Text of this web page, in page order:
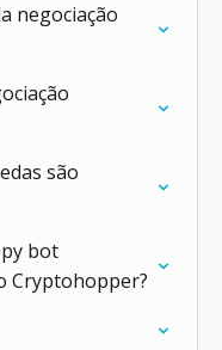
negociação
são
bot
Cryptohopper?